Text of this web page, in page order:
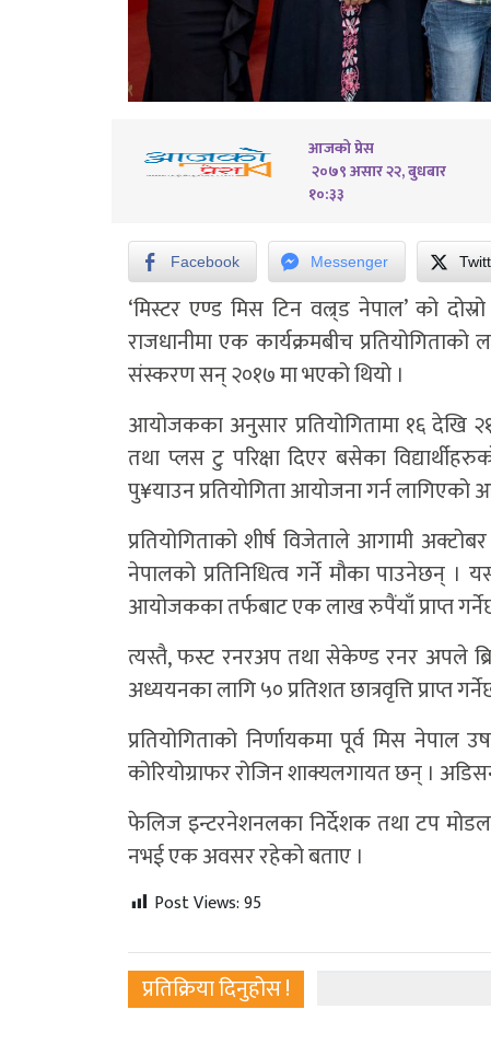
आजको प्रेस
२०७९ असार २२, बुधबार
१०:३३
Facebook Messenger
‘मिस्टर एण्ड मिस टिन वल्र्ड नेपाल’ को
राजधानीमा एक कार्यक्रमबीच
संस्करण सन् २०१७ मा भएको थियो ।
आयोजकका अनुसार प्रतियोगितामा १६
तथा प्लस टु परिक्षा दिएर बसेका
पु¥याउन प्रतियोगिता आयोजना गर्न
प्रतियोगिताको शीर्ष विजेताले आगामी
नेपालको प्रतिनिधित्व गर्ने मौका पाउनेछन्
आयोजकका तर्फबाट एक लाख रुपैंयाँ प्राप्त
त्यस्तै, फस्ट रनरअप तथा सेकेण्ड रनर अपले
अध्ययनका लागि ५० प्रतिशत छात्रवृत्ति प्राप्त
प्रतियोगिताको निर्णायकमा पूर्व मिस
कोरियोग्राफर रोजिन शाक्यलगायत छन् ।
फेलिज इन्टरनेशनलका निर्देशक तथा टप मोडल
नभई एक अवसर रहेको बताए ।
Post Views:95
प्रतिक्रिया दिनुहोस !